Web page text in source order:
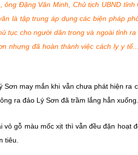
ông Đặng Văn Minh, Chủ tịch UBND
là tập trung áp dụng các biện pháp
tục cho người dân trong và ngoài tỉnh
nhưng đã hoàn thành việc cách ly y
Sơn may mắn khi vẫn chưa phát hiện ra
ra đảo Lý Sơn đã trầm lắng hẳn
vỏ gỗ màu mốc xịt thì vẫn đều đặn hoạt
tiêu.